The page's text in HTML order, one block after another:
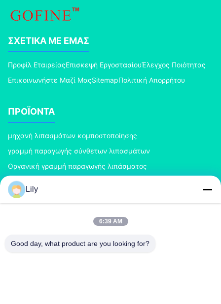
ΣΧΕΤΙΚΆ ΜΕ ΕΜΆΣ
Προφίλ ΕταιρείαςΕπισκεψή ΕργοστασίουΈλεγχος Ποιότητας
Επικοινωνήστε Μαζί ΜαςSitemapΠολιτική Απορρήτου
ΠΡΟΪΌΝΤΑ
μηχανή λιπασμάτων κομποστοποίησης
γραμμή παραγωγής σύνθετων λιπασμάτων
Οργανική γραμμή παραγωγής λιπάσματος
Γραμμή παραγωγής λιπάσματος του BB
Διπλό Granulator λιπάσματος κυλίνδρων
ΕΠΙΚΟΙΝΩΝΉΣΤΕ ΜΑΖΊ ΜΑΣ
Lily
6:39 AM
Good day, what product are you looking for?